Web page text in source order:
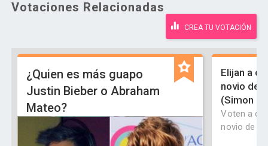
Votaciones Relacionadas
CREA TU VOTACIÓN
¿Quien es más guapo
Justin Bieber o Abraham
Mateo?
Elijan a
novio de
(Simon o
Voten a
novio de